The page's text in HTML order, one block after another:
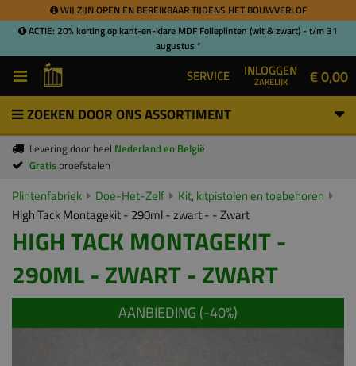
WIJ ZIJN OPEN EN BEREIKBAAR TIJDENS HET BOUWVERLOF
ACTIE: 20% korting op kant-en-klare MDF Folieplinten (wit & zwart) - t/m 31
augustus *
SERVICE INLOGGEN
ZAKELIJK € 0,00
ZOEKEN DOOR ONS ASSORTIMENT
Levering door heel Nederland en België
Gratis proefstalen
Plintenfabriek Doe-Het-Zelf
Kit, kitpistolen en toebehoren
High Tack Montagekit - 290ml - zwart - - Zwart
HIGH TACK MONTAGEKIT -
290ML - ZWART - ZWART
AANBIEDING (-40%)